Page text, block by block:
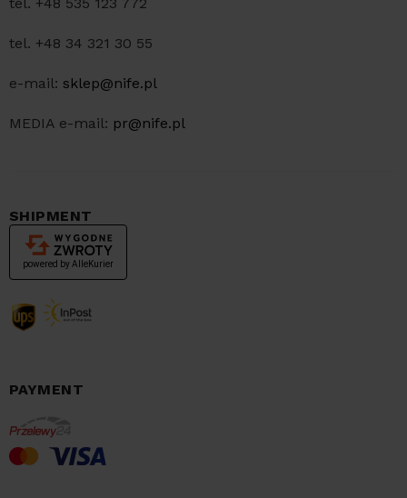
tel. +48 34 321 30 55
e-mail: sklep@nife.pl
MEDIA e-mail: pr@nife.pl
SHIPMENT
PAYMENT